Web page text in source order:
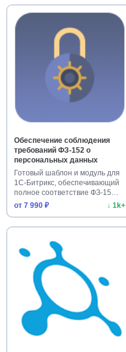
Обеспечение соблюдения
требований ФЗ-152 о
персональных данных
Готовый шаблон и модуль для
1С-Битрикс, обеспечивающий
полное соответствие ФЗ-15…
от 7 990 ₽
↓ 1k+